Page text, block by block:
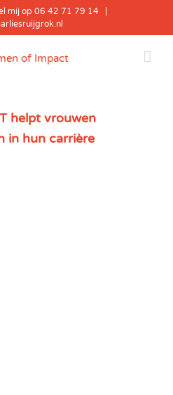
mij op 06 42 71 79 14
helpt vrouwen
in hun carrière